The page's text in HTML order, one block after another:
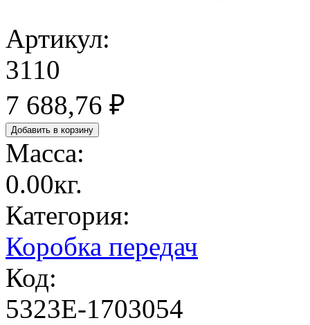
Артикул:
3110
7 688,76 ₽
Масса:
0.00кг.
Категория:
Коробка передач
Код:
5323Е-1703054